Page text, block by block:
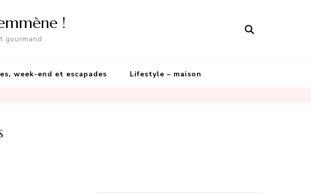
!
gourmand
week-end et escapades Lifestyle – maison